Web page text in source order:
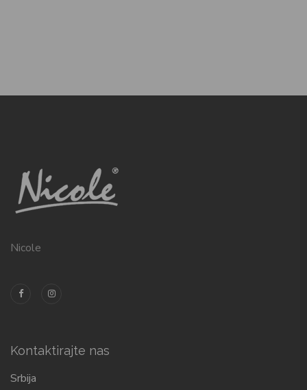
Nicole
Kontaktirajte nas
Srbija